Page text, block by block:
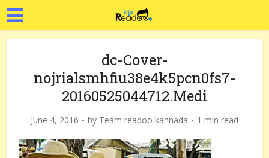
dc-Cover-
nojrialsmhfiu38e4k5pcn0fs7-
20160525044712.Medi
June 4, 2016 by Team readoo kannada 1 min read